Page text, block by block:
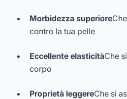
Morbidezza superiore
contro la tua pelle
Eccellente elasticitàChe
corpo
Proprietà leggereChe si